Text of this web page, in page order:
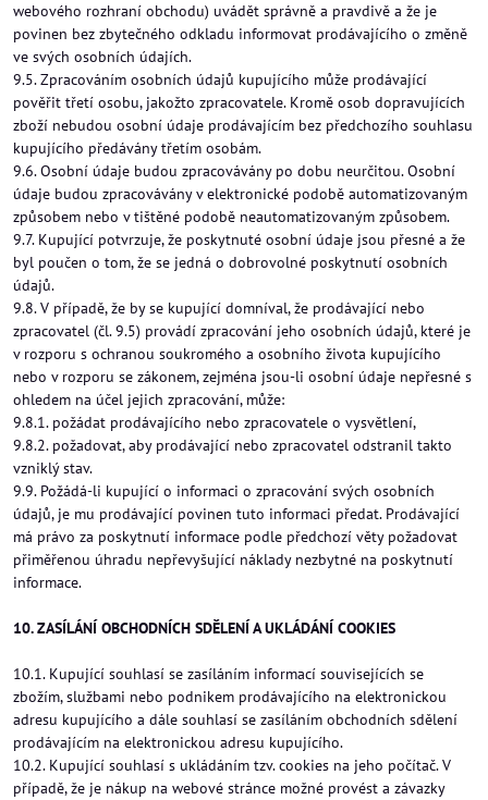
webového rozhraní obchodu) uvádět správně a pravdivě a že je
povinen bez zbytečného odkladu informovat prodávajícího o změně
ve svých osobních údajích.
9.5. Zpracováním osobních údajů kupujícího může prodávající
pověřit třetí osobu, jakožto zpracovatele. Kromě osob dopravujících
zboží nebudou osobní údaje prodávajícím bez předchozího souhlasu
kupujícího předávány třetím osobám.
9.6. Osobní údaje budou zpracovávány po dobu neurčitou. Osobní
údaje budou zpracovávány v elektronické podobě automatizovaným
způsobem nebo v tištěné podobě neautomatizovaným způsobem.
9.7. Kupující potvrzuje, že poskytnuté osobní údaje jsou přesné a že
byl poučen o tom, že se jedná o dobrovolné poskytnutí osobních
údajů.
9.8. V případě, že by se kupující domníval, že prodávající nebo
zpracovatel (čl. 9.5) provádí zpracování jeho osobních údajů, které je
v rozporu s ochranou soukromého a osobního života kupujícího
nebo v rozporu se zákonem, zejména jsou-li osobní údaje nepřesné s
ohledem na účel jejich zpracování, může:
9.8.1. požádat prodávajícího nebo zpracovatele o vysvětlení,
9.8.2. požadovat, aby prodávající nebo zpracovatel odstranil takto
vzniklý stav.
9.9. Požádá-li kupující o informaci o zpracování svých osobních
údajů, je mu prodávající povinen tuto informaci předat. Prodávající
má právo za poskytnutí informace podle předchozí věty požadovat
přiměřenou úhradu nepřevyšující náklady nezbytné na poskytnutí
informace.
10. ZASÍLÁNÍ OBCHODNÍCH SDĚLENÍ A UKLÁDÁNÍ COOKIES
10.1. Kupující souhlasí se zasíláním informací souvisejících se
zbožím, službami nebo podnikem prodávajícího na elektronickou
adresu kupujícího a dále souhlasí se zasíláním obchodních sdělení
prodávajícím na elektronickou adresu kupujícího.
10.2. Kupující souhlasí s ukládáním tzv. cookies na jeho počítač. V
případě, že je nákup na webové stránce možné provést a závazky